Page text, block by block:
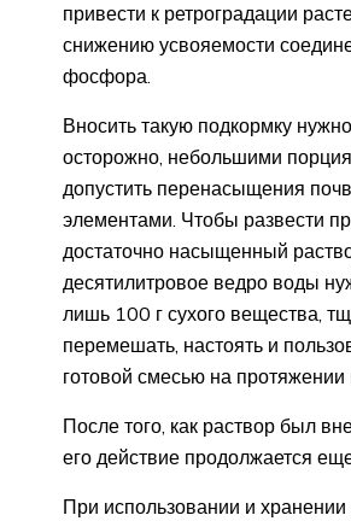
привести к ретроградации
снижению усвояемости
фосфора.
Вносить такую подкормку
осторожно, небольшими
допустить перенасыщения
элементами. Чтобы развести
достаточно насыщенный
десятилитровое ведро воды
лишь 100 г сухого вещества,
перемешать, настоять и
готовой смесью на протяжении
После того, как раствор был
его действие продолжается
При использовании и